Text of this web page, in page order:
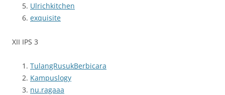
Ulrichkitchen
exquisite
XII IPS 3
TulangRusukBerbicara
Kampuslogy
nu.ragaaa